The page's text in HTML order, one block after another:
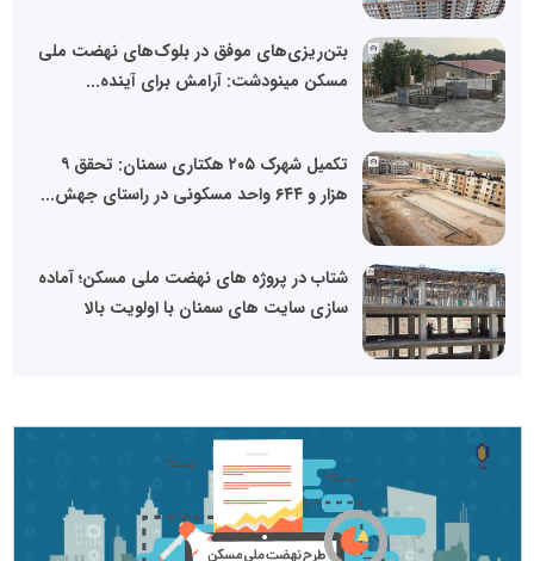
بتن‌ریزی‌های موفق در بلوک‌های نهضت ملی
مسکن مینودشت: آرامش برای آینده...
تکمیل شهرک ۲۰۵ هکتاری سمنان: تحقق ۹
هزار و ۶۴۴ واحد مسکونی در راستای جهش...
شتاب در پروژه های نهضت ملی مسکن؛ آماده
سازی سایت های سمنان با اولویت بالا